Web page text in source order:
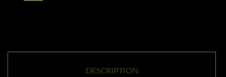
DESCRIPTION